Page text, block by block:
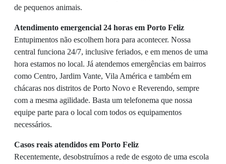
de pequenos animais.
Atendimento emergencial 24 horas em Porto Feliz
Entupimentos não escolhem hora para acontecer. Nossa
central funciona 24/7, inclusive feriados, e em menos de uma
hora estamos no local. Já atendemos emergências em bairros
como Centro, Jardim Vante, Vila América e também em
chácaras nos distritos de Porto Novo e Reverendo, sempre
com a mesma agilidade. Basta um telefonema que nossa
equipe parte para o local com todos os equipamentos
necessários.
Casos reais atendidos em Porto Feliz
Recentemente, desobstruímos a rede de esgoto de uma escola